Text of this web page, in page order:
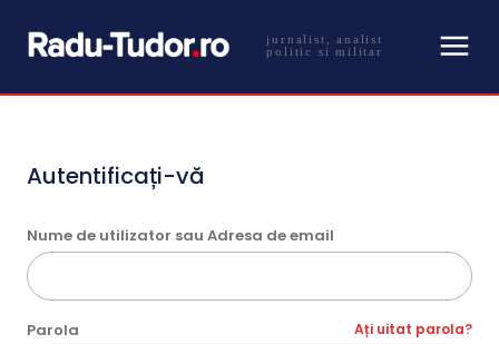
jurnalist, analist
politic si militar
Autentificați-vă
Nume de utilizator sau Adresa de email
Parola Ați uitat parola?